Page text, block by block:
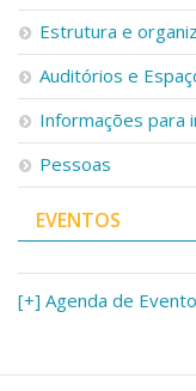
Estrutura e
Auditórios e
Informações para
Pessoas
EVENTOS
[+] Agenda de